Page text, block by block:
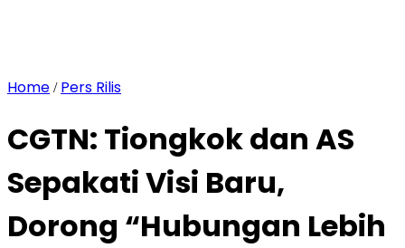
Home / Pers Rilis
CGTN: Tiongkok dan AS
Sepakati Visi Baru,
Dorong “Hubungan Lebih